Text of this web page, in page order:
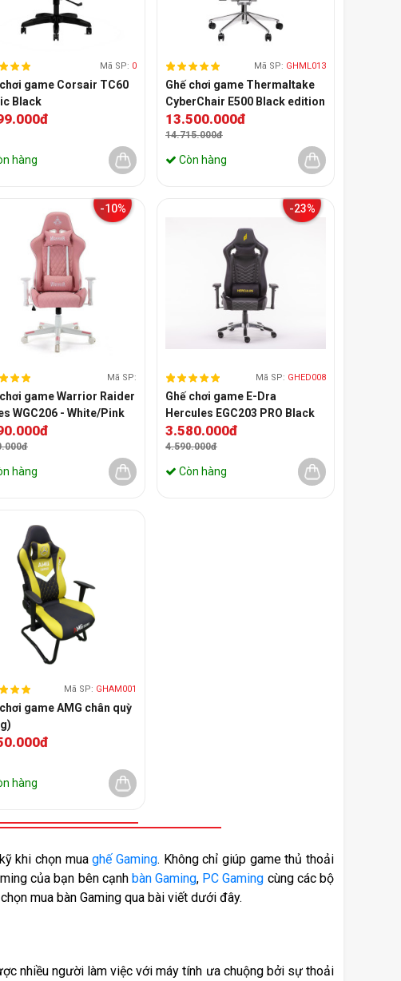
Mã SP: 0
game Corsair TC60
Black
hàng
Mã SP: GHML013
Ghế chơi game Thermaltake
CyberChair E500 Black edition
(Màu Đen)
13.500.000đ
14.715.000đ
Còn hàng
-10%
Mã SP:
game Warrior Raider
WGC206 - White/Pink
hàng
-23%
Mã SP: GHED008
Ghế chơi game E-Dra
Hercules EGC203 PRO Black
3.580.000đ
4.590.000đ
Còn hàng
Mã SP: GHAM001
game AMG chân quỳ
hàng
khi chọn mua ghế Gaming. Không chỉ giúp game thủ thoải
của bạn bên cạnh bàn Gaming, PC Gaming cùng các bộ
mua bàn Gaming qua bài viết dưới đây.
nhiều người làm việc với máy tính ưa chuộng bởi sự thoải